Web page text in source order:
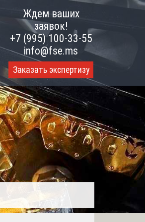
Ждем ваших
заявок!
+7 (995) 100-33-55
info@fse.ms
Заказать экспертизу